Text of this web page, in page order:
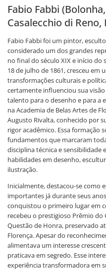
Fabio Fabbi
Casalecchio di Reno,
Fabio Fabbi foi um pintor,
considerado um dos grandes
no final do século XIX e início do
18 de julho de 1861, cresceu em
transformações culturais e
certamente influenciou sua
talento para o desenho e para a
na Academia de Belas Artes de
Augusto Rivalta, conhecido por
rigor acadêmico. Essa formação
fundamentos que marcaram
disciplina técnica e sensibilidade
habilidades em desenho,
ilustração.
Inicialmente, destacou-se como
importantes já durante seus
conquistou o primeiro lugar em
recebeu o prestigioso Prêmio
Questão de Honra, preservado
Florença. Apesar do
alimentava um interesse
praticava em segredo. Esse
experiência transformadora em